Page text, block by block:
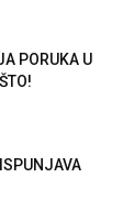
PORUKA U